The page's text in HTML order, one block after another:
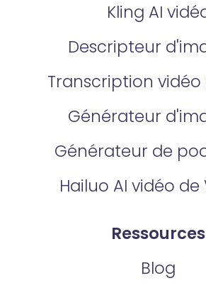
Kling AI
Descripteur
Transcription vidéo
Générateur
Générateur de
Hailuo AI vidéo de
Ressources
Blog